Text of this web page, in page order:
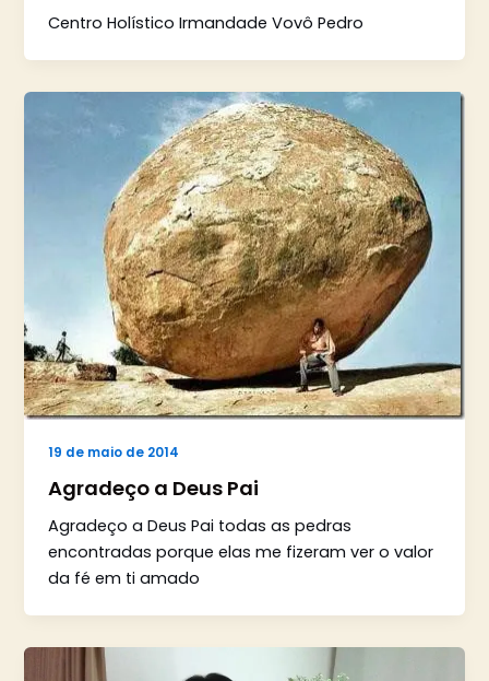
Centro Holístico Irmandade Vovô Pedro
19 de maio de 2014
Agradeço a Deus Pai
Agradeço a Deus Pai todas as pedras
encontradas porque elas me fizeram ver o valor
da fé em ti amado